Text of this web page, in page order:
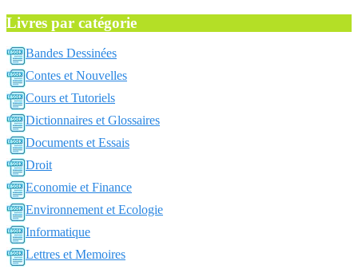
Livres par catégorie
Bandes Dessinées
Contes et Nouvelles
Cours et Tutoriels
Dictionnaires et Glossaires
Documents et Essais
Droit
Economie et Finance
Environnement et Ecologie
Informatique
Lettres et Memoires